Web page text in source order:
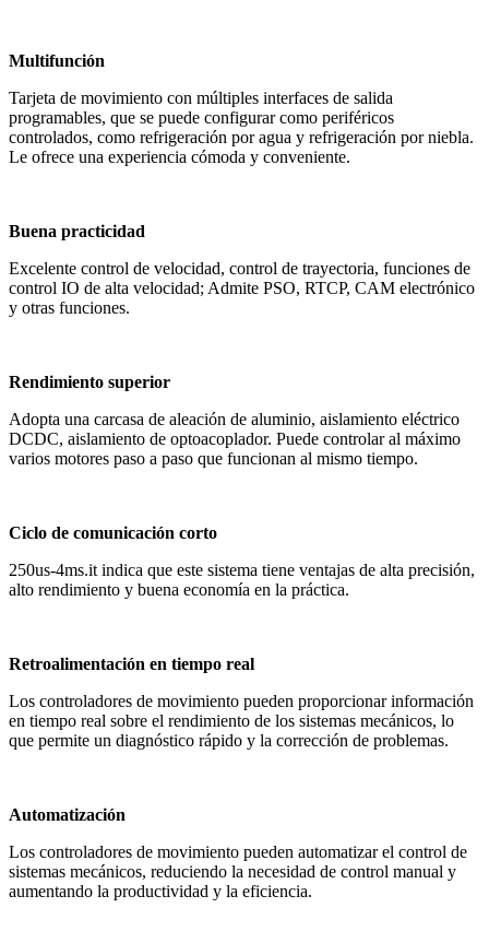
Multifunción
Tarjeta de movimiento con múltiples interfaces de salida
programables, que se puede configurar como periféricos
controlados, como refrigeración por agua y refrigeración por niebla.
Le ofrece una experiencia cómoda y conveniente.
Buena practicidad
Excelente control de velocidad, control de trayectoria, funciones de
control IO de alta velocidad; Admite PSO, RTCP, CAM electrónico
y otras funciones.
Rendimiento superior
Adopta una carcasa de aleación de aluminio, aislamiento eléctrico
DCDC, aislamiento de optoacoplador. Puede controlar al máximo
varios motores paso a paso que funcionan al mismo tiempo.
Ciclo de comunicación corto
250us-4ms.it indica que este sistema tiene ventajas de alta precisión,
alto rendimiento y buena economía en la práctica.
Retroalimentación en tiempo real
Los controladores de movimiento pueden proporcionar información
en tiempo real sobre el rendimiento de los sistemas mecánicos, lo
que permite un diagnóstico rápido y la corrección de problemas.
Automatización
Los controladores de movimiento pueden automatizar el control de
sistemas mecánicos, reduciendo la necesidad de control manual y
aumentando la productividad y la eficiencia.